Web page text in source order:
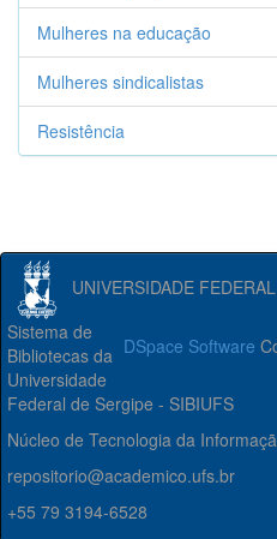
Mulheres na educação
Mulheres sindicalistas
Resistência
UNIVERSIDADE
DSpace Software
Sistema de
Bibliotecas da
Universidade
Federal de Sergipe - SIBIUFS
Núcleo de Tecnologia da
repositorio@academico.ufs.br
+55 79 3194-6528